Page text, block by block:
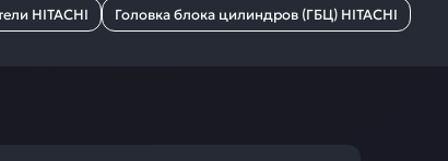
HITACHI Головка блока цилиндров (ГБЦ) HITACHI